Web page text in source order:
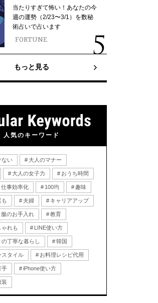
当たりすぎて怖い！あなたの今
週の運勢（2/23〜3/1）を数秘
術占いで占います
FORTUNE
もっと見る
人気のキーワード
ない 大人のマナー
大人の女子力 おうち時間
仕事効率化 100均 趣味
も 夫婦 キャリアアップ
服のお手入れ 教育
ゃれも LINE使い方
の丁寧な暮らし 韓国
スタイル お料理レシピ代用
手 iPhone使い方
装